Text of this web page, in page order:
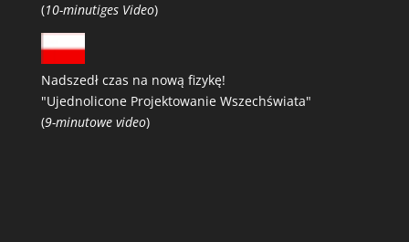
(10-minutiges Video)
Nadszedł czas na nową fizykę!
"Ujednolicone Projektowanie Wszechświata"
(9-minutowe video)